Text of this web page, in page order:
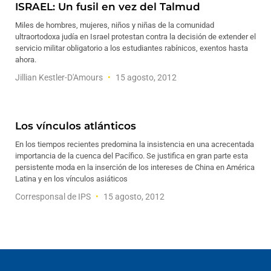
ISRAEL: Un fusil en vez del Talmud
Miles de hombres, mujeres, niños y niñas de la comunidad
ultraortodoxa judía en Israel protestan contra la decisión de extender el
servicio militar obligatorio a los estudiantes rabínicos, exentos hasta
ahora.
Jillian Kestler-D'Amours 15 agosto, 2012
Los vínculos atlánticos
En los tiempos recientes predomina la insistencia en una acrecentada
importancia de la cuenca del Pacífico. Se justifica en gran parte esta
persistente moda en la inserción de los intereses de China en América
Latina y en los vínculos asiáticos
Corresponsal de IPS 15 agosto, 2012